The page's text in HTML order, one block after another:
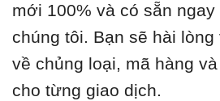
mới 100% và có sẵn
chúng tôi. Bạn sẽ hài
về chủng loại, mã hàng
cho từng giao dịch.